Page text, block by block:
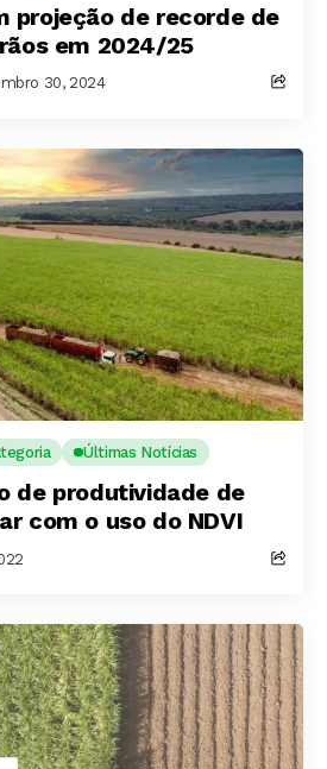
projeção de recorde de
em 2024/25
30, 2024
Últimas Notícias
de produtividade de
com o uso do NDVI